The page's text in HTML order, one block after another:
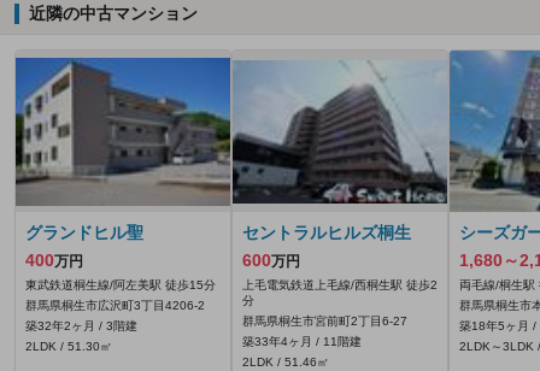
近隣の中古マンション
グランドヒル聖
400万円
東武鉄道桐生線/阿左美駅 徒歩15分
群馬県桐生市広沢町3丁目4206‐2
築32年2ヶ月 / 3階建
2LDK / 51.30㎡
セントラルヒルズ桐生
600万円
上毛電気鉄道上毛線/西桐生駅 徒歩2
分
群馬県桐生市宮前町2丁目6-27
築33年4ヶ月 / 11階建
2LDK / 51.46㎡
シーズガ
1,680～
両毛線/桐生駅
群馬県桐生市
築18年5ヶ月 /
2LDK～3LDK